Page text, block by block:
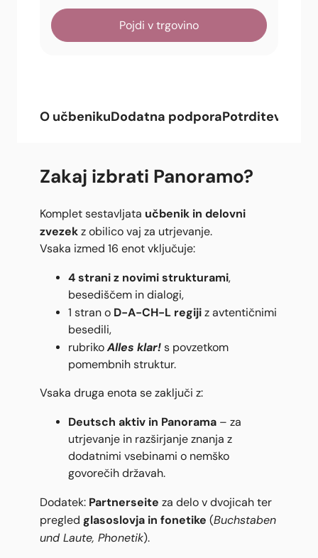
Pojdi v trgovino
O učbenikuDodatna podporaPotrditev
Zakaj izbrati Panoramo?
Komplet sestavljata učbenik in delovni
zvezek z obilico vaj za utrjevanje.
Vsaka izmed 16 enot vključuje:
4 strani z novimi strukturami,
besediščem in dialogi,
1 stran o D-A-CH-L regiji z avtentičnimi
besedili,
rubrikoAlles klar! s povzetkom
pomembnih struktur.
Vsaka druga enota se zaključi z:
Deutsch aktiv in Panorama – za
utrjevanje in razširjanje znanja z
dodatnimi vsebinami o nemško
govorečih državah.
Dodatek: Partnerseite za delo v dvojicah ter
pregled glasoslovja in fonetike (Buchstaben
und Laute, Phonetik).